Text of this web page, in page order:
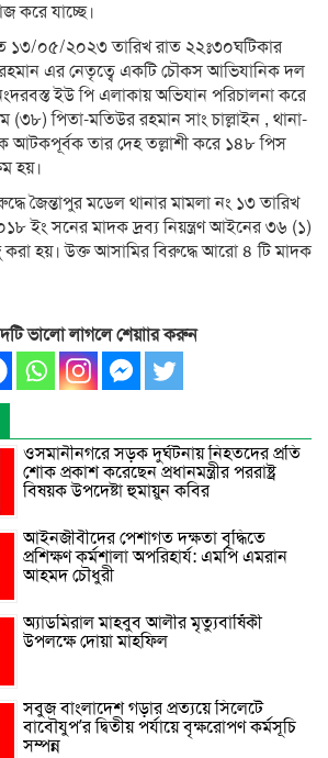
করে যাচ্ছে।
১৩/০৫/২০২৩ তারিখ রাত ২২ঃ৩০ঘটিকার
এর নেতৃত্বে একটি চৌকস আভিযানিক দল
ইউ পি এলাকায় অভিযান পরিচালনা করে
পিতা-মতিউর রহমান সাং চাল্লাইন , থানা-
আটকপূর্বক তার দেহ তল্লাশী করে ১৪৮ পিস
হয়।
জৈন্তাপুর মডেল থানার মামলা নং ১৩ তারিখ
ইং সনের মাদক দ্রব্য নিয়ন্ত্রণ আইনের ৩৬ (১)
হয়। উক্ত আসামির বিরুদ্ধে আরো ৪ টি মাদক
ভালো লাগলে শেয়াার করুন
ওসমানীনগরে সড়ক দুর্ঘটনায় নিহতদের প্রতি
শোক প্রকাশ করেছেন প্রধানমন্ত্রীর পররাষ্ট্র
বিষয়ক উপদেষ্টা হুমায়ুন কবির
আইনজীবীদের পেশাগত দক্ষতা বৃদ্ধিতে
প্রশিক্ষণ কর্মশালা অপরিহার্য: এমপি এমরান
আহমদ চৌধুরী
অ্যাডমিরাল মাহবুব আলীর মৃত্যুবার্ষিকী
উপলক্ষে দোয়া মাহফিল
সবুজ বাংলাদেশ গড়ার প্রত্যয়ে সিলেটে
বাবৌযুপ’র দ্বিতীয় পর্যায়ে বৃক্ষরোপণ কর্মসূচি
সম্পন্ন